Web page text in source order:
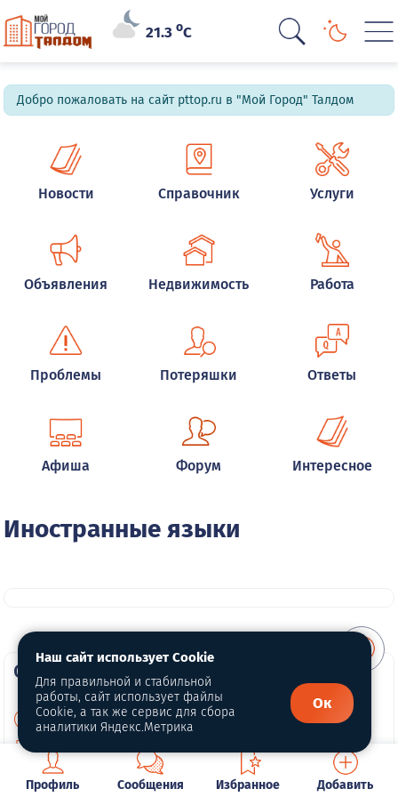
21.3oC
Добро пожаловать на сайт pttop.ru в "Мой Город" Талдом
Новости Справочник Услуги
Объявления Недвижимость Работа
Проблемы Потеряшки Ответы
Афиша Форум Интересное
Иностранные языки
О портале
О нас
Политика конфиденциальности
Обработка персональных данных
Профиль Сообщения Избранное Добавить
Наш сайт использует Cookie
Для правильной и стабильной
работы, сайт использует файлы
Cookie, а так же сервис для сбора
аналитики Яндекс.Метрика
Ок